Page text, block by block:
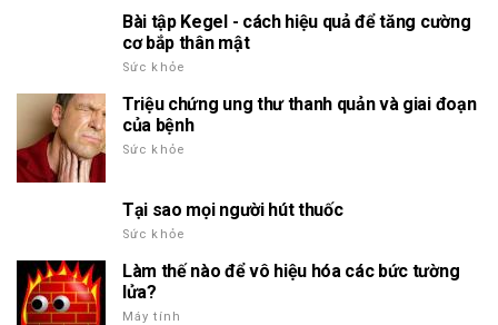
Bài tập Kegel - cách hiệu quả để tăng cường
cơ bắp thân mật
Sức khỏe
Triệu chứng ung thư thanh quản và giai đoạn
của bệnh
Sức khỏe
Tại sao mọi người hút thuốc
Sức khỏe
Làm thế nào để vô hiệu hóa các bức tường
lửa?
Máy tính